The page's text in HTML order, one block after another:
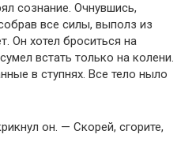
сознание. Очнувшись,
все силы, выполз из
Он хотел броситься на
встать только на колени.
в ступнях. Все тело ныло
он. — Скорей, сгорите,